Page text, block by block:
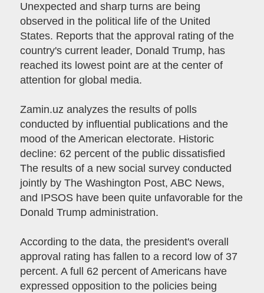
Unexpected and sharp turns are being
observed in the political life of the United
States. Reports that the approval rating of the
country's current leader, Donald Trump, has
reached its lowest point are at the center of
attention for global media.
Zamin.uz analyzes the results of polls
conducted by influential publications and the
mood of the American electorate. Historic
decline: 62 percent of the public dissatisfied
The results of a new social survey conducted
jointly by The Washington Post, ABC News,
and IPSOS have been quite unfavorable for the
Donald Trump administration.
According to the data, the president's overall
approval rating has fallen to a record low of 37
percent. A full 62 percent of Americans have
expressed opposition to the policies being